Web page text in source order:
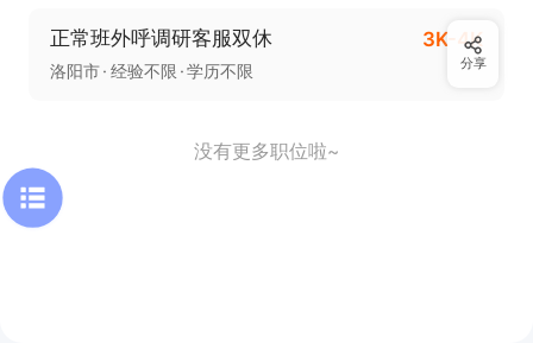
正常班外呼调研客服双休 3K-4K
洛阳市 经验不限 学历不限
没有更多职位啦~
分享